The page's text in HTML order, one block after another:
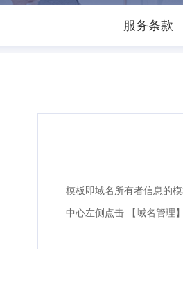
服务条款
模板即域名所有者信息的
中心左侧点击 【域名管理